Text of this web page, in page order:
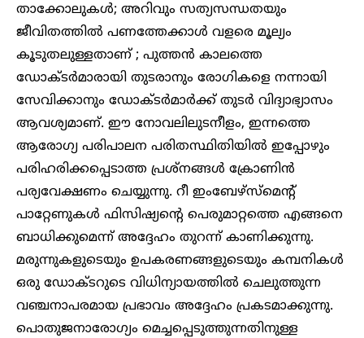
താക്കോലുകൾ; അറിവും സത്യസന്ധതയും
ജീവിതത്തിൽ പണത്തേക്കാൾ വളരെ മൂല്യം
കൂടുതലുള്ളതാണ് ; പുത്തൻ കാലത്തെ
ഡോക്ടർമാരായി തുടരാനും രോഗികളെ നന്നായി
സേവിക്കാനും ഡോക്ടർമാർക്ക് തുടർ വിദ്യാഭ്യാസം
ആവശ്യമാണ്. ഈ നോവലിലുടനീളം, ഇന്നത്തെ
ആരോഗ്യ പരിപാലന പരിതസ്ഥിതിയിൽ ഇപ്പോഴും
പരിഹരിക്കപ്പെടാത്ത പ്രശ്നങ്ങൾ ക്രോണിൻ
പര്യവേക്ഷണം ചെയ്യുന്നു. റീ ഇംബേഴ്‌സ്‌മെന്റ്
പാറ്റേണുകൾ ഫിസിഷ്യന്റെ പെരുമാറ്റത്തെ എങ്ങനെ
ബാധിക്കുമെന്ന് അദ്ദേഹം തുറന്ന് കാണിക്കുന്നു.
മരുന്നുകളുടെയും ഉപകരണങ്ങളുടെയും കമ്പനികൾ
ഒരു ഡോക്ടറുടെ വിധിന്യായത്തിൽ ചെലുത്തുന്ന
വഞ്ചനാപരമായ പ്രഭാവം അദ്ദേഹം പ്രകടമാക്കുന്നു.
പൊതുജനാരോഗ്യം മെച്ചപ്പെടുത്തുന്നതിനുള്ള